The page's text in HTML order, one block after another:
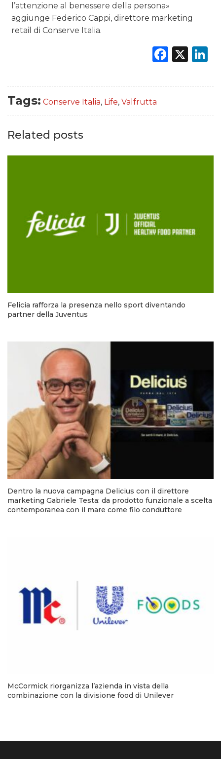
l’attenzione al benessere della persona»
aggiunge Federico Cappi, direttore marketing
retail di Conserve Italia.
X
Tags: Conserve Italia, Life, Valfrutta
Related posts
Felicia rafforza la presenza nello sport diventando
partner della Juventus
Dentro la nuova campagna Delicius con il direttore
marketing Gabriele Testa: da prodotto funzionale a scelta
contemporanea con il mare come filo conduttore
McCormick riorganizza l’azienda in vista della
combinazione con la divisione food di Unilever